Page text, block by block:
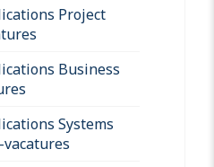
Project
Business
Systems